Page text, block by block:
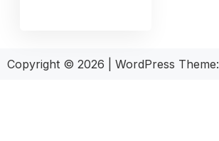
Copyright © 2026 WordPress Theme: